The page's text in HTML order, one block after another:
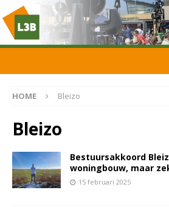
HOME Bleizo
Bleizo
Bestuursakkoord
woningbouw, maar
15 februari 2025